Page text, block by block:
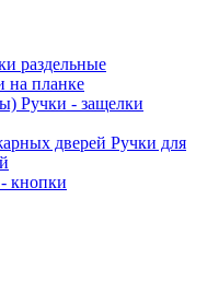
раздельные
на планке
Ручки - защелки
Ручки для
кнопки